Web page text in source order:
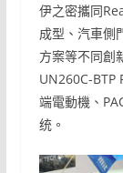
伊之密攜同
成型、汽車側
方案等不同創
UN260C-BTP
端電動機、
统。